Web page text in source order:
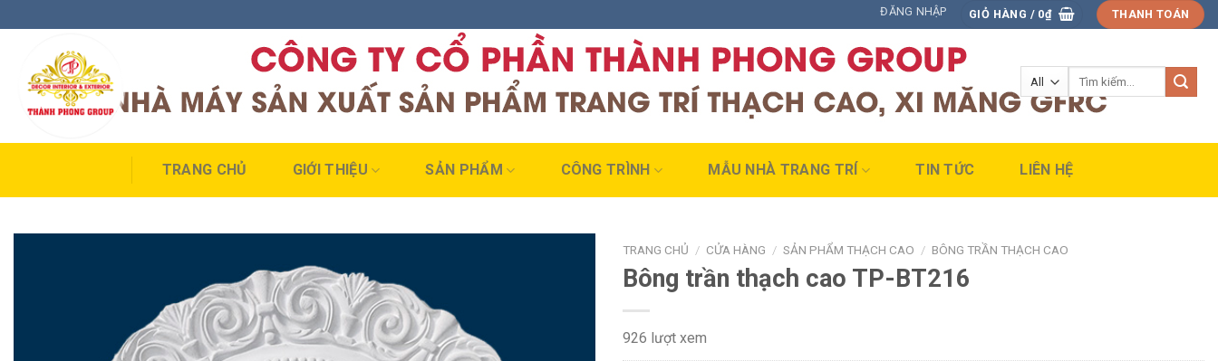
to
ĐĂNG NHẬP GIỎ HÀNG / 0₫ THANH TOÁN
TRANG CHỦ GIỚI THIỆU SẢN PHẨM CÔNG TRÌNH MẪU NHÀ TRANG TRÍ TIN TỨC LIÊN HỆ
TRANG CHỦ / CỬA HÀNG / SẢN PHẨM THẠCH CAO / BÔNG TRẦN THẠCH CAO
Bông trần thạch cao TP-BT216
926 lượt xem